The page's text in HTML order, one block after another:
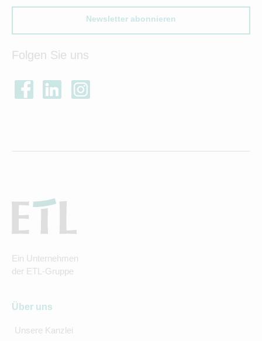
Newsletter abonnieren
Folgen Sie uns
Ein Unternehmen
der ETL-Gruppe
Über uns
Unsere Kanzlei